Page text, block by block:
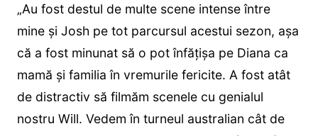
„Au fost destul de multe scene intense între
mine și Josh pe tot parcursul acestui sezon, așa
că a fost minunat să o pot înfățișa pe Diana ca
mamă și familia în vremurile fericite. A fost atât
de distractiv să filmăm scenele cu genialul
nostru Will. Vedem în turneul australian cât de